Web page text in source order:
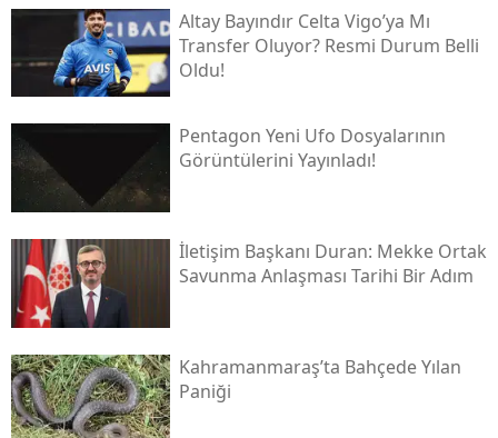
Altay Bayındır Celta Vigo’ya Mı
Transfer Oluyor? Resmi Durum Belli
Oldu!
Pentagon Yeni Ufo Dosyalarının
Görüntülerini Yayınladı!
İletişim Başkanı Duran: Mekke Ortak
Savunma Anlaşması Tarihi Bir Adım
Kahramanmaraş’ta Bahçede Yılan
Paniği